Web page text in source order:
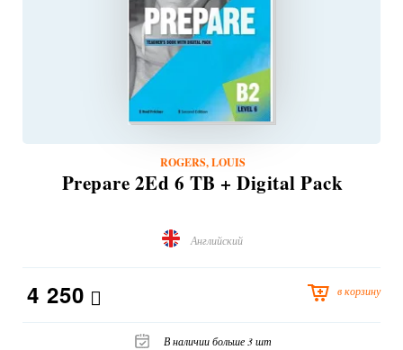
ROGERS, LOUIS
Prepare 2Ed 6 TB + Digital Pack
Английский
4 250 в корзину
В наличии больше 3 шт